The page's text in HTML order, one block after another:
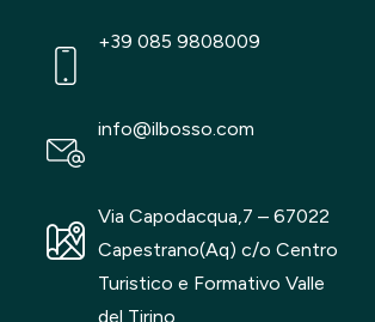
+39 085 9808009
info@ilbosso.com
Via Capodacqua,7 – 67022
Capestrano(Aq) c/o Centro
Turistico e Formativo Valle
del Tirino